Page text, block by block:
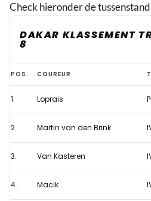
Check hieronder de
DAKAR KLASSEMENT
8
Nederlandse
truckers
houden
ondanks
zicht
op
eindzege
POS. COUREUR
1. Loprais
2. Martin van den Brink
3. Van Kasteren
4. Macik